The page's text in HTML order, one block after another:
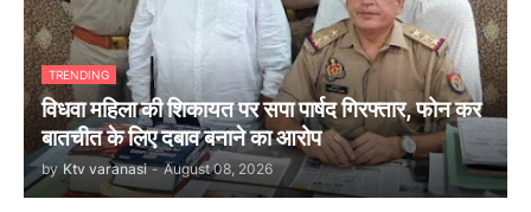
TRENDING
विधवा महिला की शिकायत पर सपा पार्षद गिरफ्तार, फोन कर
बातचीत के लिए दबाव बनाने का आरोप
by Ktv varanasi - August 08, 2026